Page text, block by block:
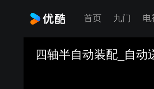
首页 九门 电
四轴半自动装配_自动